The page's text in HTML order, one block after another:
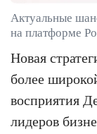
Актуальные
на платформе
Новая
более
восприятия
лидеров